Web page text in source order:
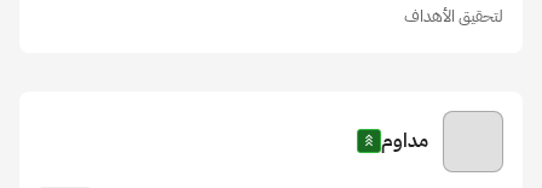
لتحقيق الأهداف
مداوم